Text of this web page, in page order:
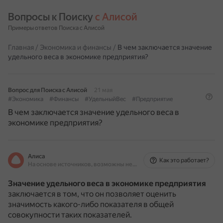
Вопросы к Поиску с Алисой
Примеры ответов Поиска с Алисой
Главная / Экономика и финансы / В чем заключается значение
удельного веса в экономике предприятия?
Вопрос для Поиска с Алисой
21 мая
#Экономика
#Финансы #УдельныйВес #Предприятие
В чем заключается значение удельного веса в
экономике предприятия?
Алиса
На основе источников, возможны неточности
Как это работает?
Значение удельного веса в экономике предприятия
заключается в том, что он позволяет оценить
значимость какого-либо показателя в общей
совокупности таких показателей.